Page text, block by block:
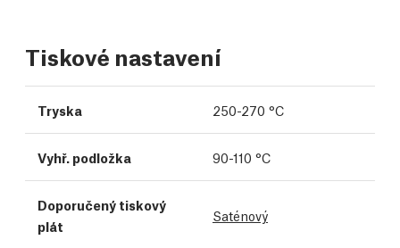
Tiskové nastavení
Tryska 250-270 °C
Vyhř. podložka 90-110 °C
Doporučený tiskový
plát
Saténový